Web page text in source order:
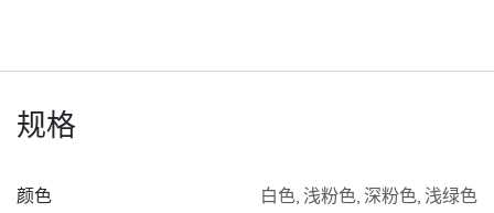
规格
颜色 白色 浅粉色 深粉色 浅绿色